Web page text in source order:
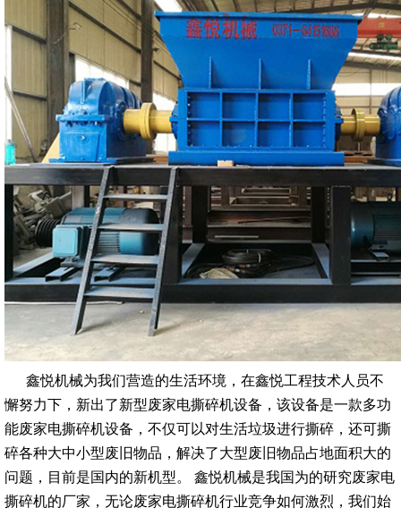
鑫悦机械为我们营造的生活环境，在鑫悦工程技术人员不
懈努力下，新出了新型废家电撕碎机设备，该设备是一款多功
能废家电撕碎机设备，不仅可以对生活垃圾进行撕碎，还可撕
碎各种大中小型废旧物品，解决了大型废旧物品占地面积大的
问题，目前是国内的新机型。 鑫悦机械是我国为的研究废家电
撕碎机的厂家，无论废家电撕碎机行业竞争如何激烈，我们始